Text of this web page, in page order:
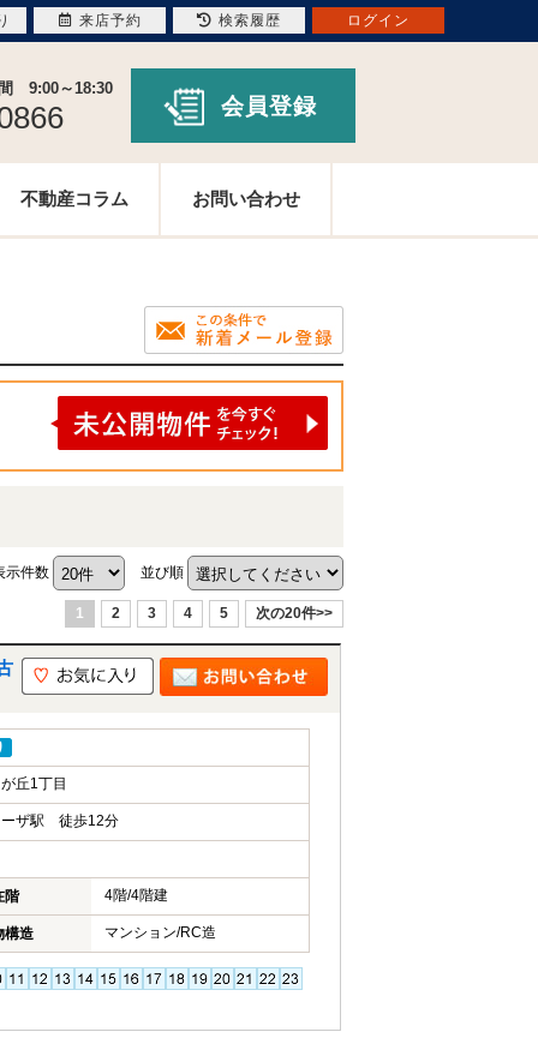
9:00～18:30
会員登録
不動産コラム お問い合わせ
示件数 並び順
1 2 3 4 5 次の20件>>
丘1丁目
ザ駅 徒歩12分
階 4階/4階建
構造 マンション/RC造
来店予約 検索履歴 ログイン